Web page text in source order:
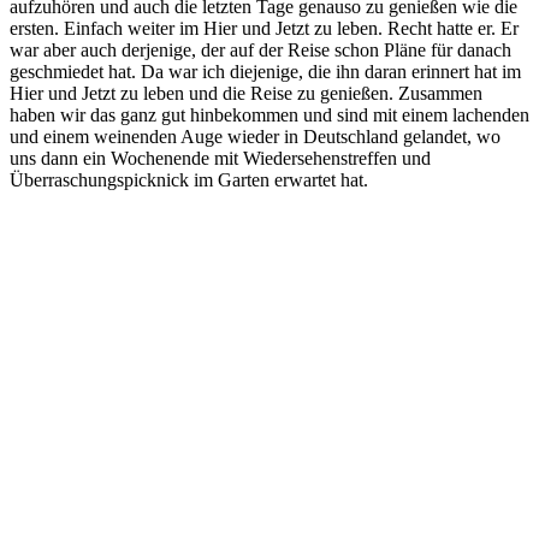
aufzuhören und auch die letzten Tage genauso zu genießen wie die
ersten. Einfach weiter im Hier und Jetzt zu leben. Recht hatte er. Er
war aber auch derjenige, der auf der Reise schon Pläne für danach
geschmiedet hat. Da war ich diejenige, die ihn daran erinnert hat im
Hier und Jetzt zu leben und die Reise zu genießen. Zusammen
haben wir das ganz gut hinbekommen und sind mit einem lachenden
und einem weinenden Auge wieder in Deutschland gelandet, wo
uns dann ein Wochenende mit Wiedersehenstreffen und
Überraschungspicknick im Garten erwartet hat.